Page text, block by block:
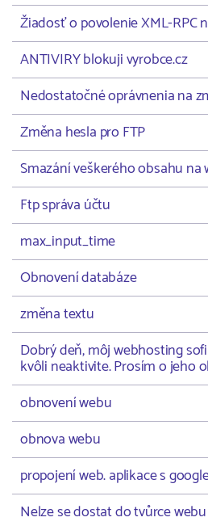
Žiadosť o povolenie XML-RPC
ANTIVIRY blokuji vyrobce.cz
Nedostatočné oprávnenia na
Změna hesla pro FTP
Smazání veškerého obsahu na
Ftp správa účtu
max_input_time
Obnovení databáze
změna textu
Dobrý deň, môj webhosting
kvôli neaktivite. Prosím o jeho
obnovení webu
obnova webu
propojení web. aplikace s
Nelze se dostat do tvůrce webu